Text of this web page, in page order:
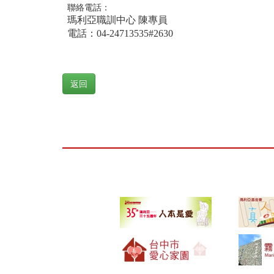
聯絡電話：
瑪利亞職訓中心 陳專員
電話：04-24713535#2630
返回